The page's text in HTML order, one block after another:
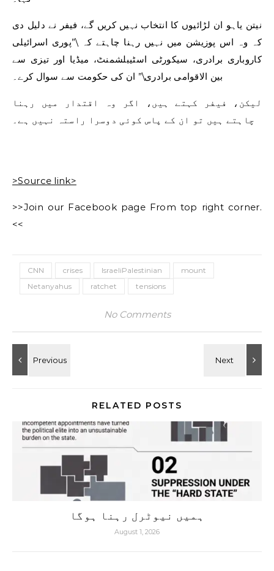
نیتن یاہو ان لڑائیوں کا انتخاب نہیں کریں گے، فیفر نے دلیل دی
کہ وہ اس پوزیشن میں نہیں رہنا چاہتے کہ \”پوری اسرائیلی
کاروباری برادری، سیکورٹی اسٹیبلشمنٹ، میڈیا اور تیزی سے
بین الاقوامی برادری\” ان کی حکومت سے سوال کرے۔
لیکن، فیفر کہتے ہیں، اگر وہ اقتدار میں رہنا
چاہتے ہیں تو ان کے پاس کوئی دوسرا راستہ نہیں ہے۔
>Source link>
>>Join our Facebook page From top right corner.
<<
CNN crises IsraeliPalestinian
mount
Netanyahus
ratchet tensions
No Comments
RELATED POSTS
ہمیں نیوٹرل رہنا ہوگا
August 1, 2026